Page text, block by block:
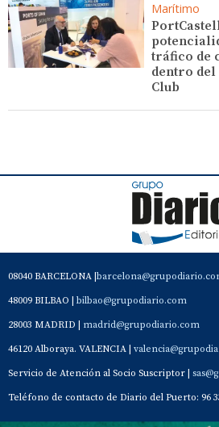
Marítimo
tráfico de
dentro del
Club
08040 BARCELONA |
48009 BILBAO | bilbao@grupodiario.com
28003 MADRID | madrid@grupodiario.com
46120 Alboraya. VALENCIA |
Servicio de Atención al Socio Suscriptor |
Teléfono de contacto de Diario del Puerto: 96